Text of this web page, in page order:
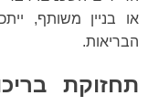
או בניין משותף,
הבריאות.
תחזוקת